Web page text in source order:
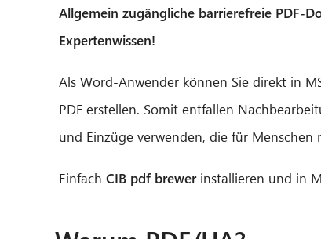
Allgemein zugängliche barrierefreie PDF-
Expertenwissen!
Als Word-Anwender können Sie direkt in
PDF erstellen. Somit entfallen
und Einzüge verwenden, die für
Einfach CIB pdf brewerinstallieren und in